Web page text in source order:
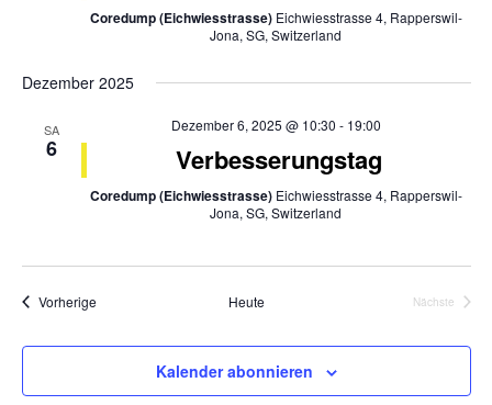
Coredump (Eichwiesstrasse) Eichwiesstrasse 4, Rapperswil-
Jona, SG, Switzerland
Dezember 2025
SA
6
Dezember 6, 2025 @ 10:30 - 19:00
Verbesserungstag
Coredump (Eichwiesstrasse) Eichwiesstrasse 4, Rapperswil-
Jona, SG, Switzerland
VorherigeVeranstaltungen Heute
Nächste
Kalender abonnieren